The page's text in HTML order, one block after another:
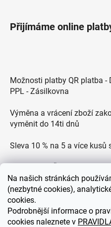
Na našich stránkách
(nezbytné cookies),
cookies.
Podrobnější informace o
cookies naleznete v
Přijímáme online
Možnosti platby QR platba
PPL - Zásilkovna
Výměna a vrácení zboží
vyměnit do 14ti dnů
Sleva 10 % na 5 a více kusů
Zákaznická podpora každý
hodin